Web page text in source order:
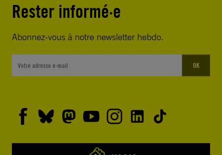
Rester informé·e
Abonnez-vous à notre newsletter hebdo.
OK